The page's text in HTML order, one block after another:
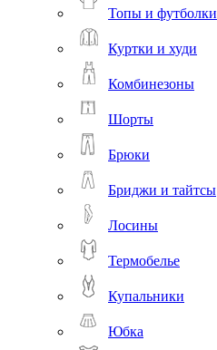
Топы и футболки
Куртки и худи
Комбинезоны
Шорты
Брюки
Бриджи и тайтсы
Лосины
Термобелье
Купальники
Юбка